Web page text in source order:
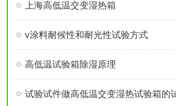
上海高低温交变湿热箱
v涂料耐候性和耐光性试验方式
高低温试验箱除湿原理